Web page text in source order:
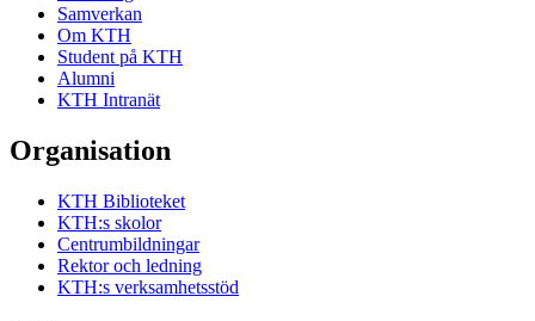
Samverkan
Om KTH
Student på KTH
Alumni
KTH Intranät
Organisation
KTH Biblioteket
KTH:s skolor
Centrumbildningar
Rektor och ledning
KTH:s verksamhetsstöd